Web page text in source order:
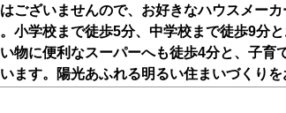
ございませんので、お好きなハウスメーカ
小学校まで徒歩5分、中学校まで徒歩9分
物に便利なスーパーへも徒歩4分と、子育
ます。陽光あふれる明るい住まいづくりを